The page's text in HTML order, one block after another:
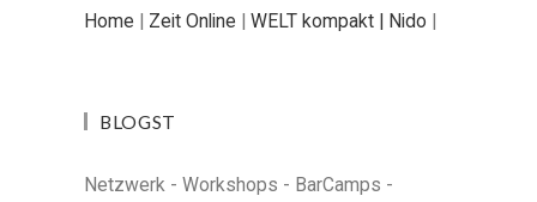
Home
Zeit Online WELT kompakt | Nido
BLOGST
Netzwerk - Workshops - BarCamps -